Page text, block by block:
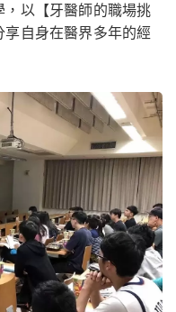
以【牙醫師的職場挑
享自身在醫界多年的經